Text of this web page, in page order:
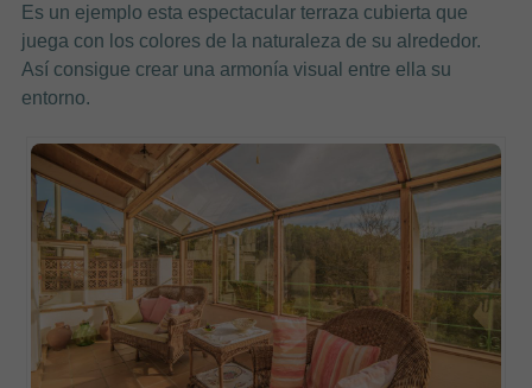
Es un ejemplo esta espectacular terraza cubierta que
juega con los colores de la naturaleza de su alrededor.
Así consigue crear una armonía visual entre ella su
entorno.